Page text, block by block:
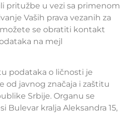
pritužbe u vezi sa primenom
Vaših prava vezanih za
se obratiti kontakt
na mejl
podataka o ličnosti je
od javnog značaja i zaštitu
Srbije. Organu se
Bulevar kralja Aleksandra 15,